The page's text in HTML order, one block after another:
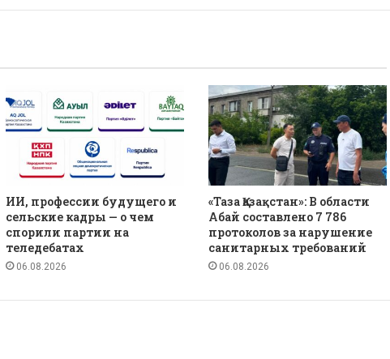
ИИ, профессии будущего и
сельские кадры — о чем
спорили партии на
теледебатах
06.08.2026
«Таза Қазақстан»: В области
Абай составлено 7 786
протоколов за нарушение
санитарных требований
06.08.2026